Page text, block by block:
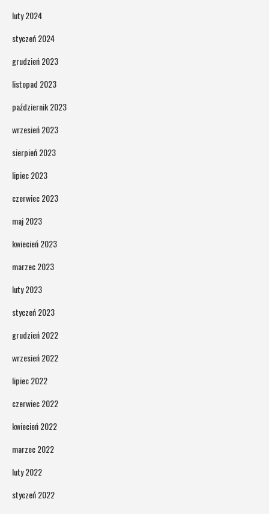
luty 2024
styczeń 2024
grudzień 2023
listopad 2023
październik 2023
wrzesień 2023
sierpień 2023
lipiec 2023
czerwiec 2023
maj 2023
kwiecień 2023
marzec 2023
luty 2023
styczeń 2023
grudzień 2022
wrzesień 2022
lipiec 2022
czerwiec 2022
kwiecień 2022
marzec 2022
luty 2022
styczeń 2022